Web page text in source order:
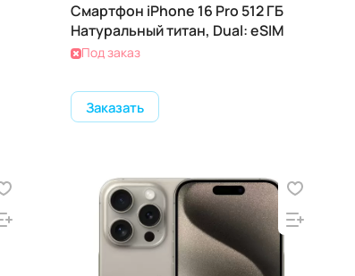
Смартфон iPhone 16 Pro 512 ГБ
Натуральный титан, Dual: eSIM
Под заказ
Заказать